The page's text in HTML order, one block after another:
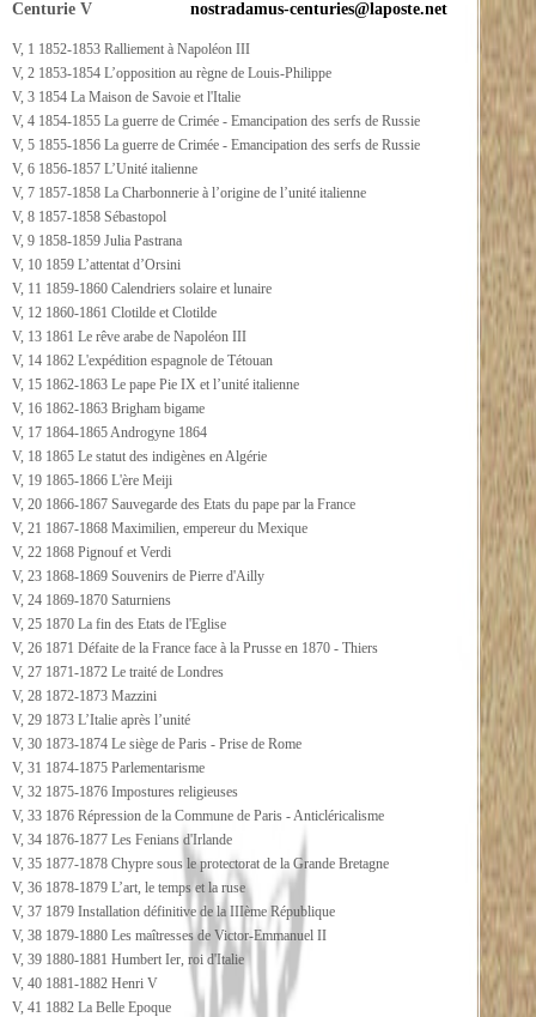
Centurie V
V, 1 1852-1853 Ralliement à Napoléon III
V, 2 1853-1854 L’opposition au règne de Louis-Philippe
V, 3 1854 La Maison de Savoie et l'Italie
V, 4 1854-1855 La guerre de Crimée - Emancipation des serfs de Russie
V, 5 1855-1856 La guerre de Crimée - Emancipation des serfs de Russie
V, 6 1856-1857 L’Unité italienne
V, 7 1857-1858 La Charbonnerie à l’origine de l’unité italienne
V, 8 1857-1858 Sébastopol
V, 9 1858-1859 Julia Pastrana
V, 10 1859 L’attentat d’Orsini
V, 11 1859-1860 Calendriers solaire et lunaire
V, 12 1860-1861 Clotilde et Clotilde
V, 13 1861 Le rêve arabe de Napoléon III
V, 14 1862 L'expédition espagnole de Tétouan
V, 15 1862-1863 Le pape Pie IX et l’unité italienne
V, 16 1862-1863 Brigham bigame
V, 17 1864-1865 Androgyne 1864
V, 18 1865 Le statut des indigènes en Algérie
V, 19 1865-1866 L'ère Meiji
V, 20 1866-1867 Sauvegarde des Etats du pape par la France
V, 21 1867-1868 Maximilien, empereur du Mexique
V, 22 1868 Pignouf et Verdi
V, 23 1868-1869 Souvenirs de Pierre d'Ailly
V, 24 1869-1870 Saturniens
V, 25 1870 La fin des Etats de l'Eglise
V, 26 1871 Défaite de la France face à la Prusse en 1870 - Thiers
V, 27 1871-1872 Le traité de Londres
V, 28 1872-1873 Mazzini
V, 29 1873 L’Italie après l’unité
V, 30 1873-1874 Le siège de Paris - Prise de Rome
V, 31 1874-1875 Parlementarisme
V, 32 1875-1876 Impostures religieuses
V, 33 1876 Répression de la Commune de Paris - Anticléricalisme
V, 34 1876-1877 Les Fenians d'Irlande
V, 35 1877-1878 Chypre sous le protectorat de la Grande Bretagne
V, 36 1878-1879 L’art, le temps et la ruse
V, 37 1879 Installation définitive de la IIIème République
V, 38 1879-1880 Les maîtresses de Victor-Emmanuel II
V, 39 1880-1881 Humbert Ier, roi d'Italie
V, 40 1881-1882 Henri V
V, 41 1882 La Belle Epoque
nostradamus-centuries@laposte.net